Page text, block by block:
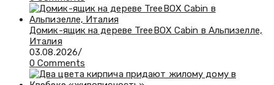
Домик-ящик на дереве TreeBOX Cabin в Альпизелле,
Италия
03.08.2026/
0 Comments